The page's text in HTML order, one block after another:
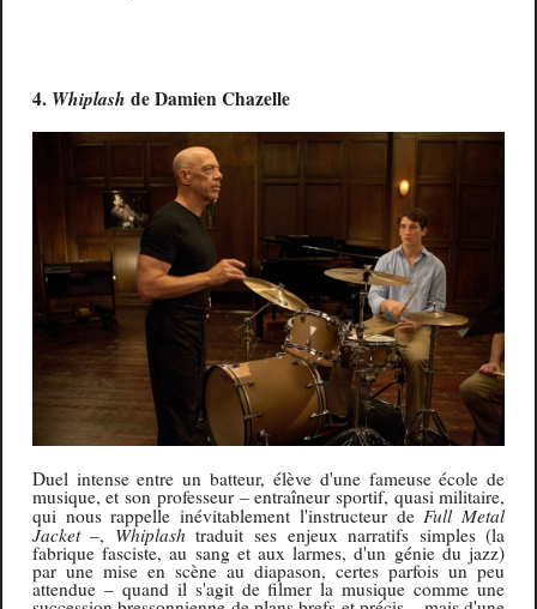
4. Whiplash de Damien Chazelle
Duel intense entre un batteur, élève d'une fameuse école de
musique, et son professeur – entraîneur sportif, quasi militaire,
qui nous rappelle inévitablement l'instructeur de Full Metal
Jacket–, Whiplashtraduit ses enjeux narratifs simples (la
fabrique fasciste, au sang et aux larmes, d'un génie du jazz)
par une mise en scène au diapason, certes parfois un peu
attendue – quand il s'agit de filmer la musique comme une